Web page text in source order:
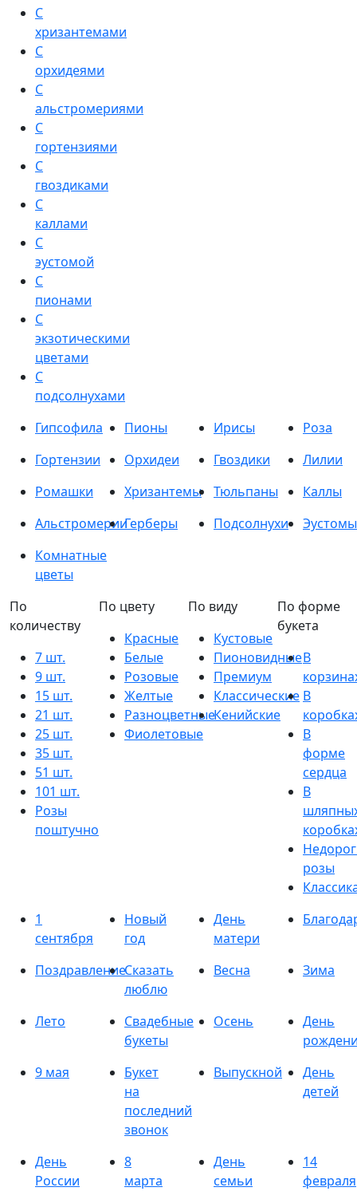
С
хризантемами
С
орхидеями
С
альстромериями
С
гортензиями
С
гвоздиками
С
каллами
С
эустомой
С
пионами
С
экзотическими
цветами
С
подсолнухами
Гипсофила
Пионы Ирисы
Роза
Гортензии
Орхидеи Гвоздики
Лилии
Ромашки
Хризантемы Тюльпаны
Каллы
АльстромерииГерберы Подсолнухи
Эустомы
Комнатные
цветы
По
количеству
7 шт.
9 шт.
15 шт.
21 шт.
25 шт.
35 шт.
51 шт.
101 шт.
Розы
поштучно
По цвету
Красные
Белые
Розовые
Желтые
Разноцветные
Фиолетовые
По виду
Кустовые
Пионовидные
Премиум
Классические
Кенийские
По форме
букета
В
В
В
форме
сердца
В
розы
1
сентября
Новый
год
День
матери
ПоздравлениеСказать
люблю
Весна Зима
Лето
Свадебные
букеты
Осень
День
9 мая
Букет
на
последний
звонок
Выпускной
День
детей
День
России
8
марта
День
семьи
14
февраля